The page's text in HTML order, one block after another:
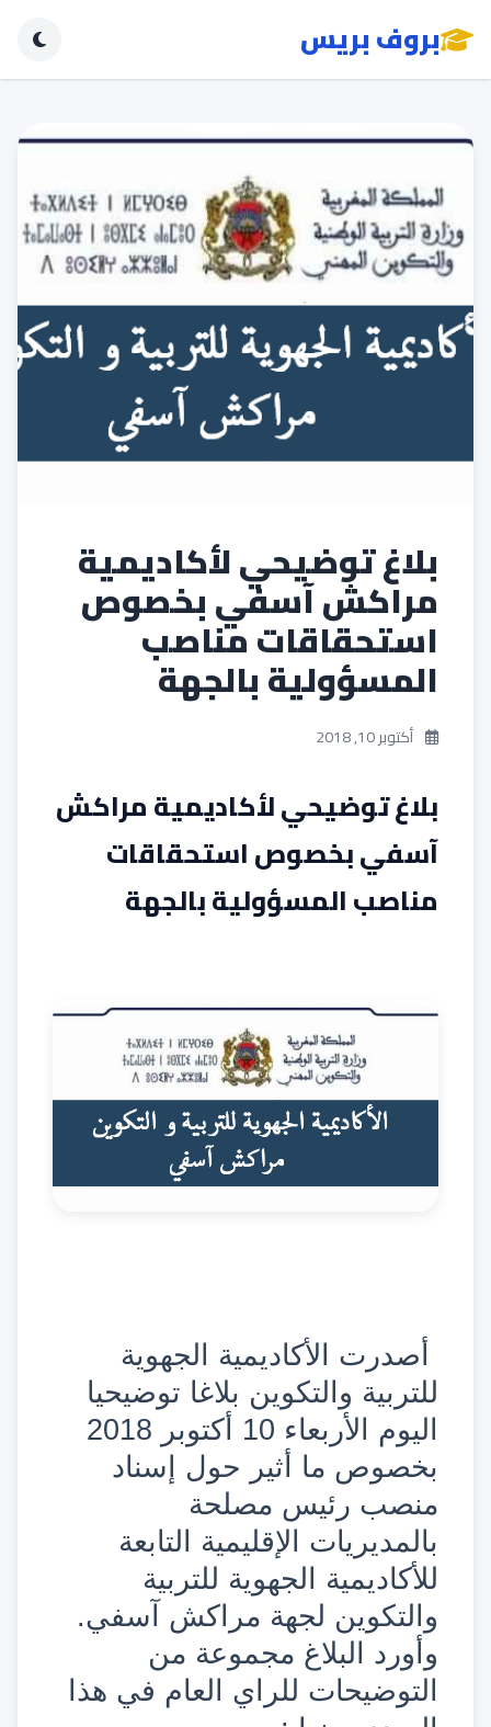
بروف بريس
بلاغ توضيحي لأكاديمية
مراكش آسفي بخصوص
استحقاقات مناصب
المسؤولية بالجهة
أكتوبر 10, 2018
بلاغ توضيحي لأكاديمية مراكش
آسفي بخصوص استحقاقات
مناصب المسؤولية بالجهة
أصدرت الأكاديمية الجهوية
للتربية والتكوين بلاغا توضيحيا
اليوم الأربعاء 10 أكتوبر 2018
بخصوص ما أثير حول إسناد
منصب رئيس مصلحة
بالمديريات الإقليمية التابعة
للأكاديمية الجهوية للتربية
والتكوين لجهة مراكش آسفي.
وأورد البلاغ مجموعة من
التوضيحات للراي العام في هذا